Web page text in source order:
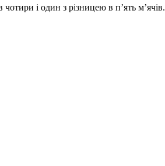
і один з різницею в п’ять м’ячів.